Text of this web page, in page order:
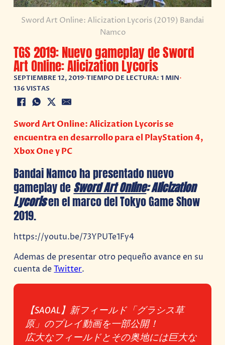
Sword Art Online: Alicization Lycoris (2019) Bandai
Namco
TGS 2019: Nuevo gameplay de Sword
Art Online: Alicization Lycoris
SEPTIEMBRE 12, 2019•TIEMPO DE LECTURA: 1 MIN•
136 VISTAS
Sword Art Online: Alicization Lycoris se
encuentra en desarrollo para el PlayStation 4,
Xbox One y PC
Bandai Namco ha presentado nuevo
gameplay deSword Art Online: Alicization
Lycorisen el marco del Tokyo Game Show
2019.
https://youtu.be/73YPUTe1Fy4
Ademas de presentar otro pequeño avance en su
cuenta deTwitter.
【SAOAL】新フィールド「グラシス草
原」のプレイ動画を一部公開！
広大なフィールドとその奥地には巨大な